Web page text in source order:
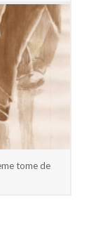
tome de